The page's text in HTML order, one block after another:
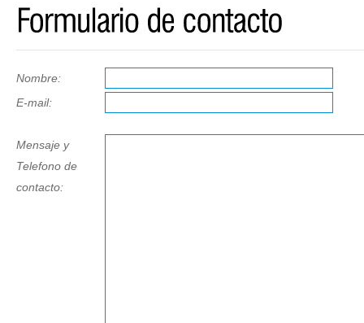
Nombre:
E-mail:
Mensaje y
Telefono de
contacto: